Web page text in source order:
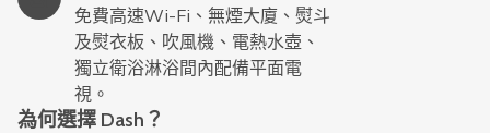
免費高速Wi-Fi、無煙大廈、熨斗
及熨衣板、吹風機、電熱水壺、
獨立衛浴淋浴間內配備平面電
視。
為何選擇 Dash？